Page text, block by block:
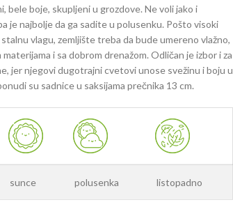
bele boje, skupljeni u grozdove. Ne voli jako i
je najbolje da ga sadite u polusenku. Pošto visoki
vlagu, zemljište treba da bude umereno vlažno,
i sa dobrom drenažom. Odličan je izbor i za
jer njegovi dugotrajni cvetovi unose svežinu i boju u
su sadnice u saksijama prečnika 13 cm.
sunce polusenka listopadno